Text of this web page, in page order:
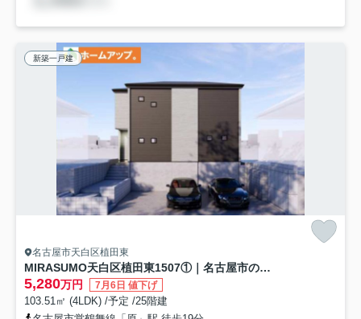
新築一戸建
名古屋市天白区植田東
MIRASUMO天白区植田東1507①｜名古屋市の戸建ならホームアップ
5,280万円 7月6日 値下げ
103.51㎡ (4LDK) /予定 /25階建